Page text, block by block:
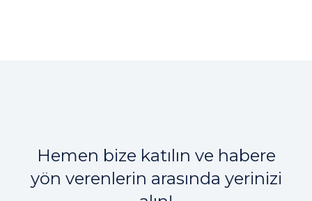
Hemen bize katılın ve habere
yön verenlerin arasında yerinizi